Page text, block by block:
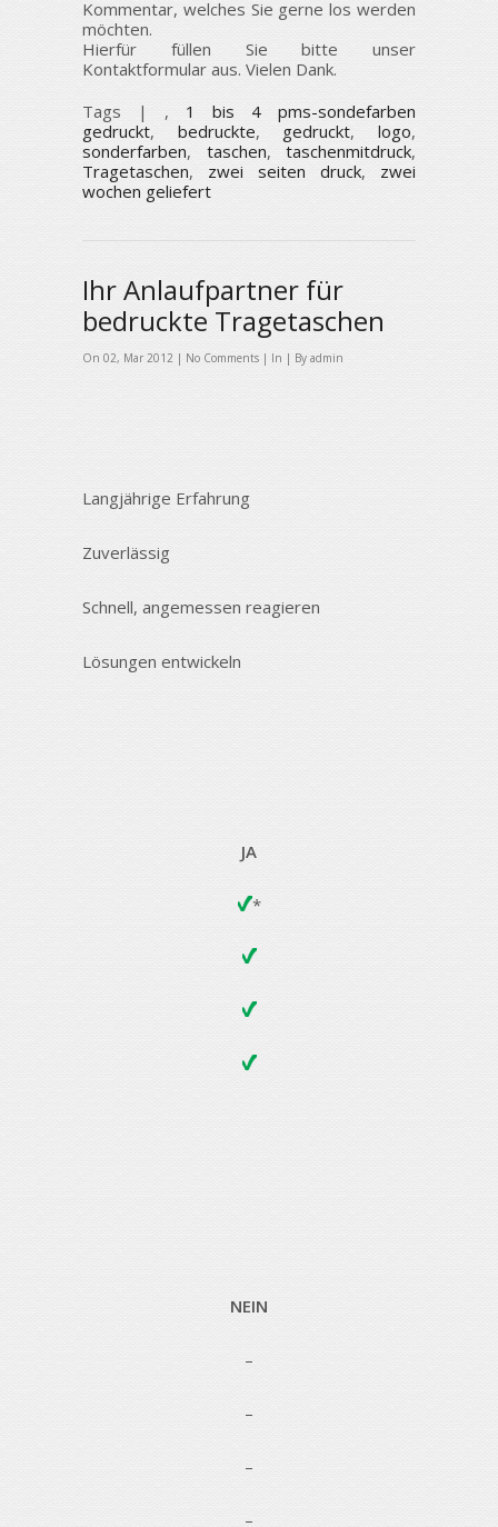
Kommentar, welches Sie gerne los werden
möchten.
Hierfür füllen Sie bitte unser
Kontaktformular aus. Vielen Dank.
Tags | , 1 bis 4 pms-sondefarben
gedruckt, bedruckte, gedruckt,logo,
sonderfarben, taschen, taschenmitdruck,
Tragetaschen, zwei seiten druck, zwei
wochen geliefert
Ihr Anlaufpartner für
bedruckte Tragetaschen
On 02, Mar 2012 | No Comments | In | By admin
Langjährige Erfahrung
Zuverlässig
Schnell, angemessen reagieren
Lösungen entwickeln
JA
*
NEIN
–
–
–
–